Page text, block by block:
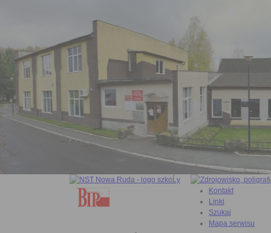
Kontakt
Linki
Szukaj
Mapa serwisu